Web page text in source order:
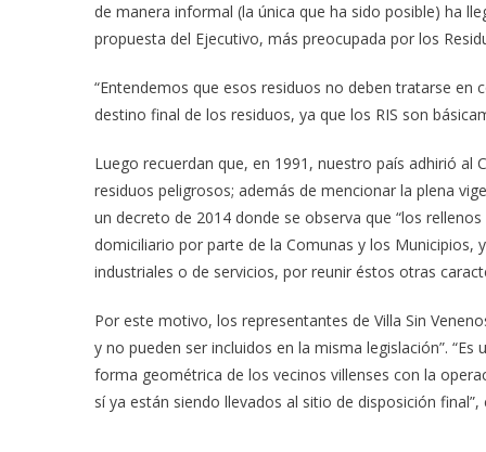
de manera informal (la única que ha sido posible) ha
propuesta del Ejecutivo, más preocupada por los
“Entendemos que esos residuos no deben tratarse
destino final de los residuos, ya que los RIS son
Luego recuerdan que, en 1991, nuestro país adhirió
residuos peligrosos; además de mencionar la plena
un decreto de 2014 donde se observa que “los
domiciliario por parte de la Comunas y los
industriales o de servicios, por reunir éstos otras
Por este motivo, los representantes de Villa Sin
y no pueden ser incluidos en la misma legislación”.
forma geométrica de los vecinos villenses con la
sí ya están siendo llevados al sitio de disposición